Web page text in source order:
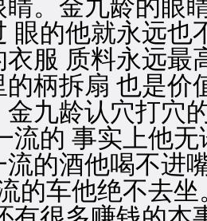
金九龄的眼睛
眼的他就永远也
质料永远最
柄拆扇 也是价
金九龄认穴打穴
的 事实上他无
酒他喝不进嘴
的车他绝不去